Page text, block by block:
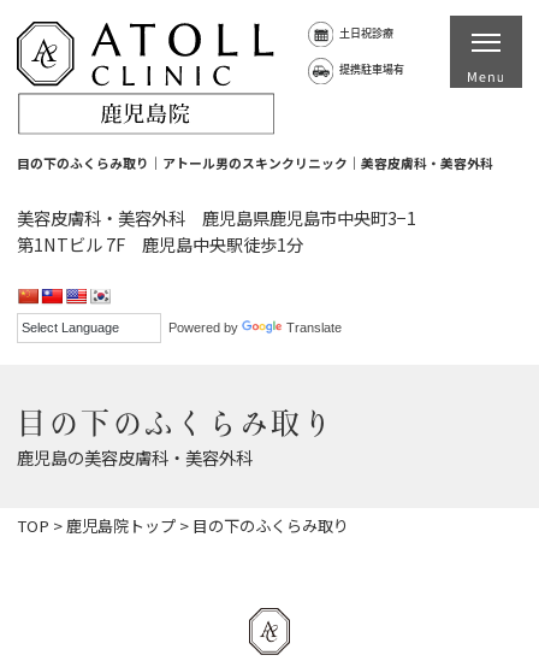
目の下のふくらみ取り｜アトール男のスキンクリニック｜美容皮膚科・美容外科
Powered by Translate
土日祝診療
提携駐車場有
美容皮膚科・美容外科 鹿児島県鹿児島市中央町3−1
第1NTビル 7F 鹿児島中央駅徒歩1分
目の下のふくらみ取り
鹿児島の美容皮膚科・美容外科
TOP > 鹿児島院トップ > 目の下のふくらみ取り